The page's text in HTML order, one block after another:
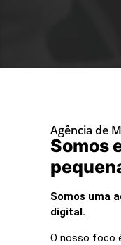
Agência de
Somos
Somos uma
digital.
O nosso foco